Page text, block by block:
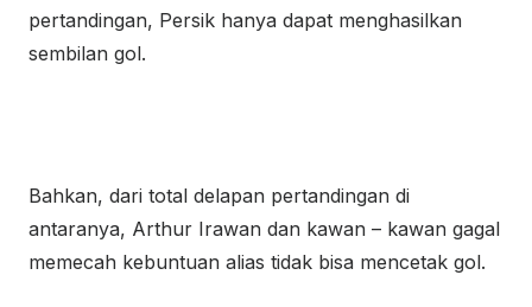
pertandingan, Persik hanya dapat menghasilkan
sembilan gol.
Bahkan, dari total delapan pertandingan di
antaranya, Arthur Irawan dan kawan – kawan gagal
memecah kebuntuan alias tidak bisa mencetak gol.